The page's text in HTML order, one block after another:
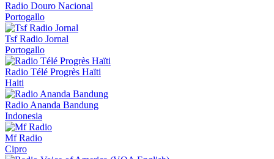
Radio Douro Nacional
Portogallo
Tsf Radio Jornal
Portogallo
Radio Télé Progrès Haïti
Haiti
Radio Ananda Bandung
Indonesia
Mf Radio
Cipro